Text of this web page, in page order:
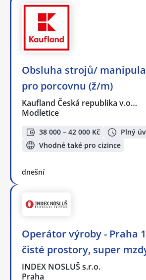
Obsluha strojů/
pro porcovnu (ž/m)
Kaufland Česká republika v.o…
Modletice
38 000 – 42 000 Kč
Plný
Vhodné také pro cizince
dnešní
Operátor výroby - Praha
čisté prostory, super
INDEX NOSLUŠ s.r.o.
Praha